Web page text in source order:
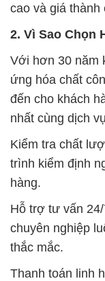
cao và giá thành
2. Vì Sao Chọn
Với hơn 30 năm
ứng hóa chất
đến cho khách
nhất cùng dịch
Kiểm tra chất
trình kiểm định
hàng.
Hỗ trợ tư vấn
chuyên nghiệp
thắc mắc.
Thanh toán linh